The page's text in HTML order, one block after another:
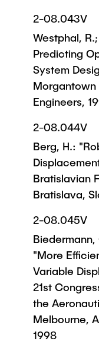
2-08.043V
Westphal,
Predicting
System
Engineers,
2-08.044V
Berg, H.:
Bratislavian
Bratislava,
2-08.045V
Biedermann,
"More
Variable
21st
the
Melbourne,
1998